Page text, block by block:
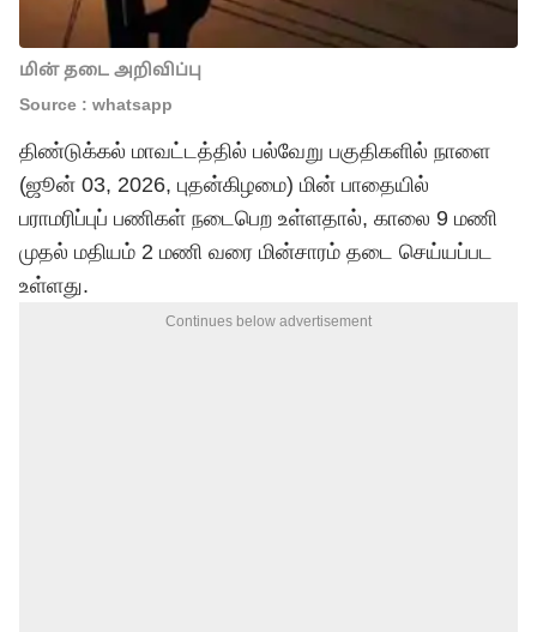
மின் தடை அறிவிப்பு
Source : whatsapp
திண்டுக்கல் மாவட்டத்தில் பல்வேறு பகுதிகளில் நாளை
(ஜூன் 03, 2026, புதன்கிழமை) மின் பாதையில்
பராமரிப்புப் பணிகள் நடைபெற உள்ளதால், காலை 9 மணி
முதல் மதியம் 2 மணி வரை மின்சாரம் தடை செய்யப்பட
உள்ளது.
Continues below advertisement